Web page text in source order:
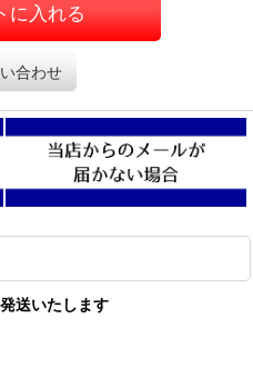
に入れる
合わせ
送いたします